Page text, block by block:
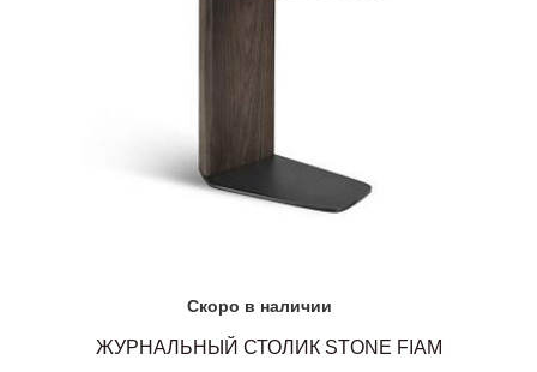
Скоро в наличии
ЖУРНАЛЬНЫЙ СТОЛИК STONE FIAM